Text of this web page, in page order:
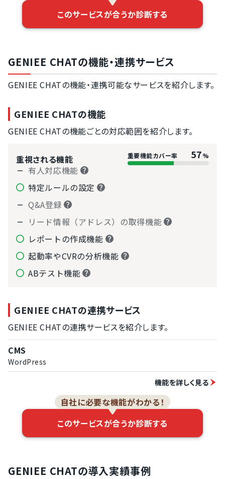
このサービスが合うか診断する
GENIEE CHATの機能・連携サービス
GENIEE CHATの機能・連携可能なサービスを紹介します。
GENIEE CHATの機能
GENIEE CHATの機能ごとの対応範囲を紹介します。
重視される機能 重要機能カバー率 57%
有人対応機能
特定ルールの設定
Q&A登録
リード情報（アドレス）の取得機能
レポートの作成機能
起動率やCVRの分析機能
ABテスト機能
GENIEE CHATの連携サービス
GENIEE CHATの連携サービスを紹介します。
CMS
WordPress
機能を詳しく見る
自社に必要な機能がわかる！
このサービスが合うか診断する
GENIEE CHATの導入実績事例